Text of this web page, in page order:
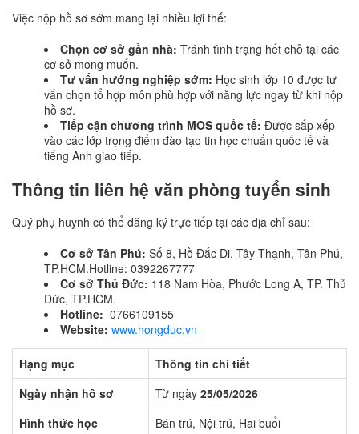
Việc nộp hồ sơ sớm mang lại nhiều lợi thế:
Chọn cơ sở gần nhà: Tránh tình trạng hết chỗ tại các
cơ sở mong muốn.
Tư vấn hướng nghiệp sớm: Học sinh lớp 10 được tư
vấn chọn tổ hợp môn phù hợp với năng lực ngay từ khi nộp
hồ sơ.
Tiếp cận chương trình MOS quốc tế: Được sắp xếp
vào các lớp trọng điểm đào tạo tin học chuẩn quốc tế và
tiếng Anh giao tiếp.
Thông tin liên hệ văn phòng tuyển sinh
Quý phụ huynh có thể đăng ký trực tiếp tại các địa chỉ sau:
Cơ sở Tân Phú: Số 8, Hồ Đắc Di, Tây Thạnh, Tân Phú,
TP.HCM.Hotline: 0392267777
Cơ sở Thủ Đức: 118 Nam Hòa, Phước Long A, TP. Thủ
Đức, TP.HCM.
Hotline: 0766109155
Website: www.hongduc.vn
Hạng mục
Thông tin chi tiết
Ngày nhận hồ sơ
Từ ngày 25/05/2026
Hình thức học
Bán trú, Nội trú, Hai buổi